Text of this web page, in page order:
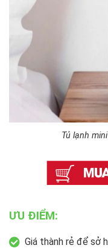
Tủ lạnh
ƯU ĐIỂM:
Giá thành rẻ để sở